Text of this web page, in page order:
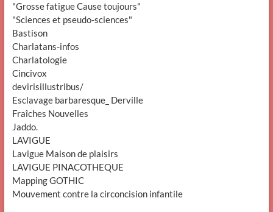
"Grosse fatigue Cause toujours"
"Sciences et pseudo-sciences"
Bastison
Charlatans-infos
Charlatologie
Cincivox
devirisillustribus/
Esclavage barbaresque_ Derville
Fraîches Nouvelles
Jaddo.
LAVIGUE
Lavigue Maison de plaisirs
LAVIGUE PINACOTHEQUE
Mapping GOTHIC
Mouvement contre la circoncision infantile